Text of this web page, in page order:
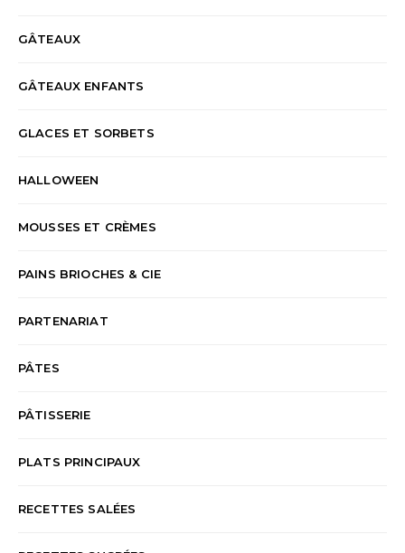
GÂTEAUX
GÂTEAUX ENFANTS
GLACES ET SORBETS
HALLOWEEN
MOUSSES ET CRÈMES
PAINS BRIOCHES & CIE
PARTENARIAT
PÂTES
PÂTISSERIE
PLATS PRINCIPAUX
RECETTES SALÉES